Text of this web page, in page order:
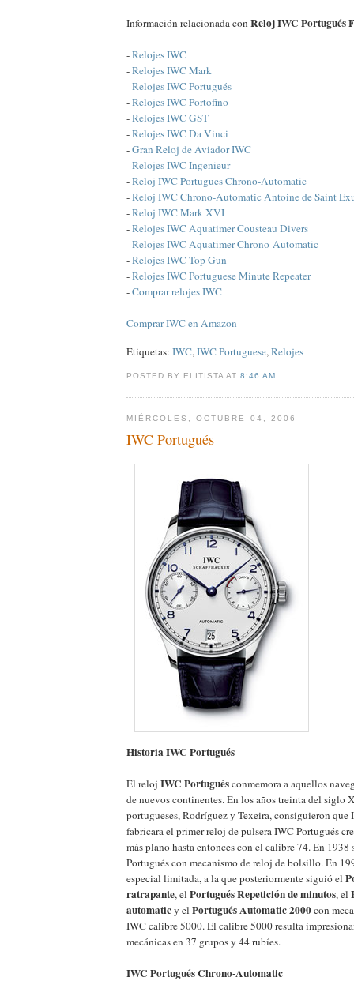
Información relacionada con Reloj IWC Portugués
-Relojes IWC
-Relojes IWC Mark
-Relojes IWC Portugués
-Relojes IWC Portofino
-Relojes IWC GST
-Relojes IWC Da Vinci
-Gran Reloj de Aviador IWC
-Relojes IWC Ingenieur
-Reloj IWC Portugues Chrono-Automatic
-Reloj IWC Chrono-Automatic Antoine de Saint
-Reloj IWC Mark XVI
-Relojes IWC Aquatimer Cousteau Divers
-Relojes IWC Aquatimer Chrono-Automatic
-Relojes IWC Top Gun
-Relojes IWC Portuguese Minute Repeater
-Comprar relojes IWC
Comprar IWC en Amazon
Etiquetas: IWC,IWC Portuguese,Relojes
POSTED BY ELITISTA AT8:46 AM
MIÉRCOLES, OCTUBRE 04, 2006
IWC Portugués
Historia IWC Portugués
El reloj IWC Portuguésconmemora a aquellos
de nuevos continentes. En los años treinta del siglo
portugueses, Rodríguez y Texeira, consiguieron que
fabricara el primer reloj de pulsera IWC Portugués
más plano hasta entonces con el calibre 74. En 1938
Portugués con mecanismo de reloj de bolsillo. En
especial limitada, a la que posteriormente siguió el
ratrapante, el Portugués Repetición de minutos, el
automaticy el Portugués Automatic 2000con
IWC calibre 5000. El calibre 5000 resulta
mecánicas en 37 grupos y 44 rubíes.
IWC Portugués Chrono-Automatic